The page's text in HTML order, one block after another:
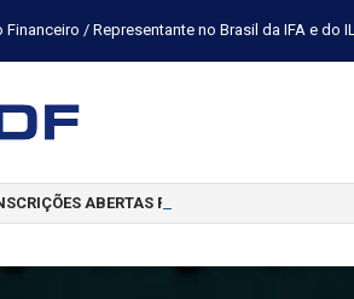
/ Representante no Brasil da IFA e do
ABERTAS PARA O PRÊMIO